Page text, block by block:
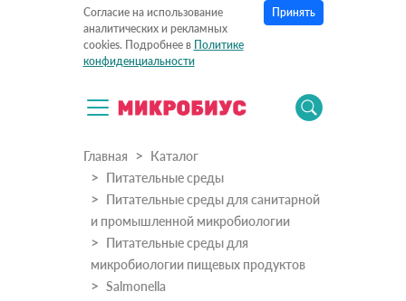
Согласие на использование
аналитических и рекламных
cookies. Подробнее в Политике
конфиденциальности
Принять
Главная
Каталог
Питательные среды
Питательные среды для санитарной
и промышленной микробиологии
Питательные среды для
микробиологии пищевых продуктов
Salmonella